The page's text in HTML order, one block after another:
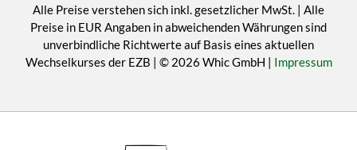
Alle Preise verstehen sich inkl. gesetzlicher MwSt. | Alle
Preise in EUR Angaben in abweichenden Währungen sind
unverbindliche Richtwerte auf Basis eines aktuellen
Wechselkurses der EZB | © 2026 Whic GmbH | Impressum